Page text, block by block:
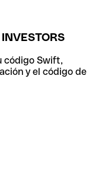
código Swift,
y el código de